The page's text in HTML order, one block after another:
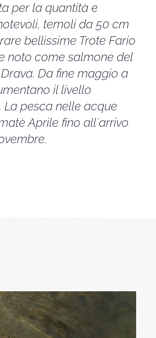
per la quantità e
temoli da 50 cm
bellissime Trote Fario
noto come salmone del
Da fine maggio a
il livello
pesca nelle acque
Aprile fino all´arrivo